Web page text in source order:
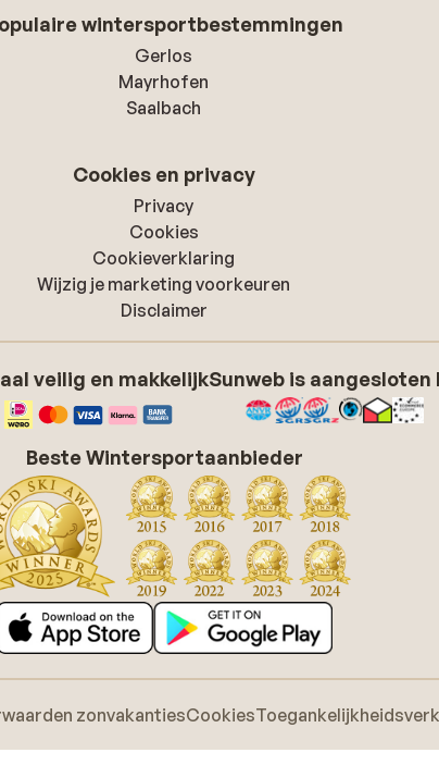
wintersportbestemmingen
Gerlos
Mayrhofen
Saalbach
Cookies en privacy
Privacy
Cookies
Cookieverklaring
Wijzig je marketing voorkeuren
Disclaimer
veilig en makkelijkSunweb is aangesloten
Beste Wintersportaanbieder
zonvakantiesCookies